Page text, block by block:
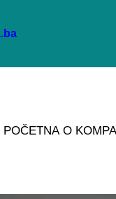
POČETNA O